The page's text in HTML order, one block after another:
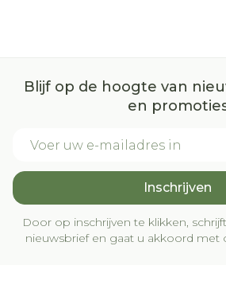
Blijf op de hoogte van
en
Inschrijven
Door op inschrijven te klikken,
nieuwsbrief en gaat u akkoord met